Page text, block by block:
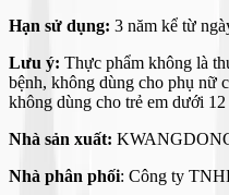
Hạn sử dụng: 3 năm kể từ
Lưu ý: Thực phẩm không là
bệnh, không dùng cho phụ nữ
không dùng cho trẻ em dưới 12
Nhà sản xuất:
Nhà phân phối: Công ty